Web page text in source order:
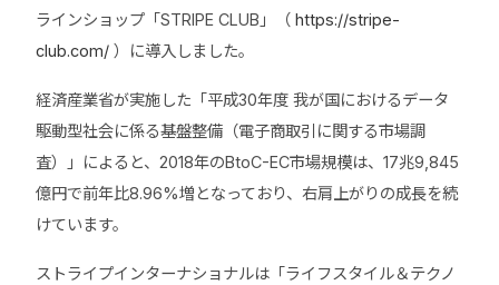
ラインショップ「STRIPE CLUB」（ https://stripe-
club.com/ ）に導入しました。
経済産業省が実施した「平成30年度 我が国におけるデータ
駆動型社会に係る基盤整備（電子商取引に関する市場調
査）」によると、2018年のBtoC-EC市場規模は、17兆9,845
億円で前年比8.96%増となっており、右肩上がりの成長を続
けています。
ストライプインターナショナルは「ライフスタイル＆テクノ